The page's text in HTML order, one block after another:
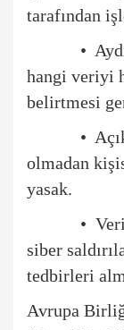
tarafından
•
hangi veriyi
belirtmesi
•
olmadan
yasak.
•
siber
tedbirleri
Avrupa